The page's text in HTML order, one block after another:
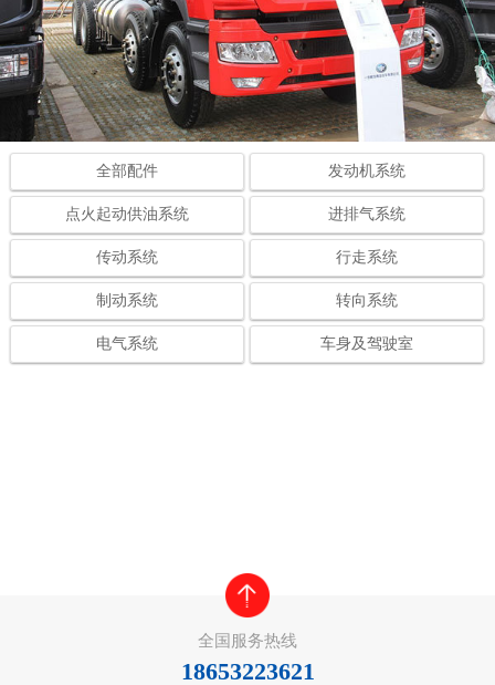
全部配件 发动机系统
点火起动供油系统 进排气系统
传动系统 行走系统
制动系统 转向系统
电气系统 车身及驾驶室
全国服务热线
18653223621